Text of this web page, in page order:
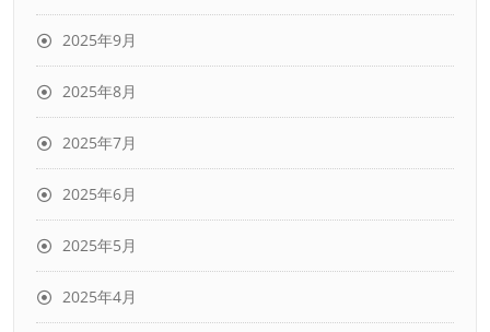
2025年9月
2025年8月
2025年7月
2025年6月
2025年5月
2025年4月